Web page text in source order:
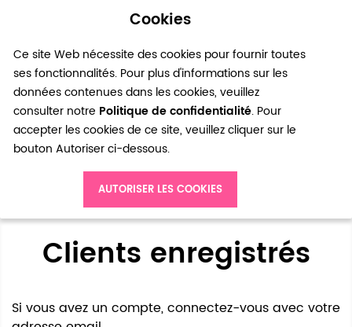
Cookies
Ce site Web nécessite des cookies pour fournir toutes
ses fonctionnalités. Pour plus d'informations sur les
données contenues dans les cookies, veuillez
consulter notre Politique de confidentialité. Pour
accepter les cookies de ce site, veuillez cliquer sur le
bouton Autoriser ci-dessous.
AUTORISER LES COOKIES
0
Accès client
Clients enregistrés
Si vous avez un compte, connectez-vous avec votre